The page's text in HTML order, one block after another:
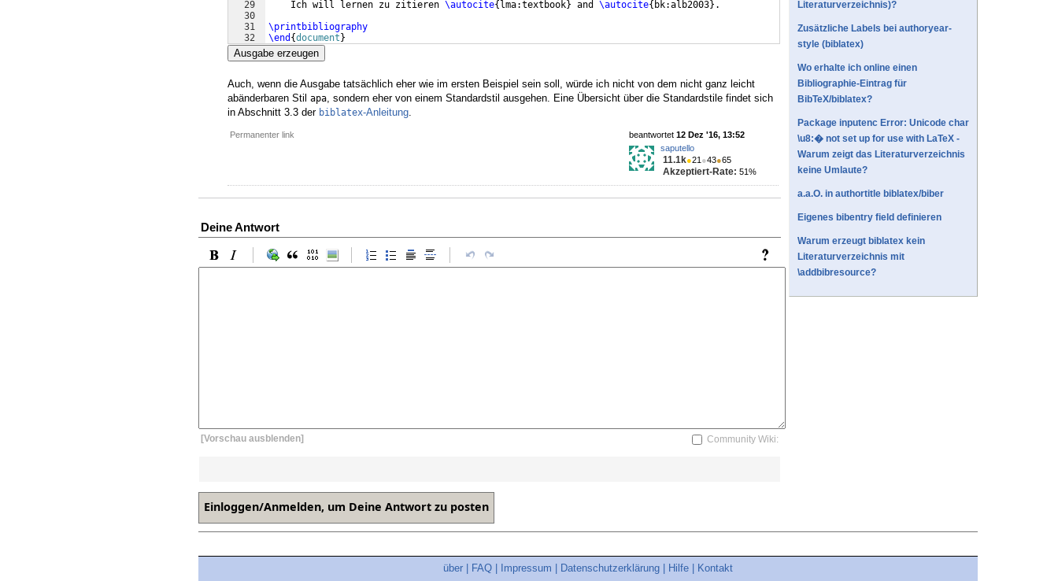
29
30
31
32
    Ich will lernen zu zitieren
\autocite{ lma:textbook} and \autocite{ bk:alb2003} .
\printbibliography
\end {document }
Ausgabe erzeugen
Auch, wenn die Ausgabe tatsächlich eher wie im ersten Beispiel sein soll, würde ich nicht von dem nicht ganz leicht
abänderbaren Stil apa, sondern eher von einem Standardstil ausgehen. Eine Übersicht über die Standardstile findet sich
in Abschnitt 3.3 der biblatex-Anleitung.
Permanenter link beantwortet 12 Dez '16, 13:52
saputello
11.1k●21 ●43●65
Akzeptiert-Rate: 51%
Deine Antwort
[Vorschau ausblenden] Community Wiki:
Literaturverzeichnis)?
Zusätzliche Labels bei authoryear-
style (biblatex)
Wo erhalte ich online einen
Bibliographie-Eintrag für
BibTeX/biblatex?
Package inputenc Error: Unicode char
\u8:� not set up for use with LaTeX -
Warum zeigt das Literaturverzeichnis
keine Umlaute?
a.a.O. in authortitle biblatex/biber
Eigenes bibentry field definieren
Warum erzeugt biblatex kein
Literaturverzeichnis mit
\addbibresource?
über FAQ Impressum Datenschutzerklärung Hilfe Kontakt